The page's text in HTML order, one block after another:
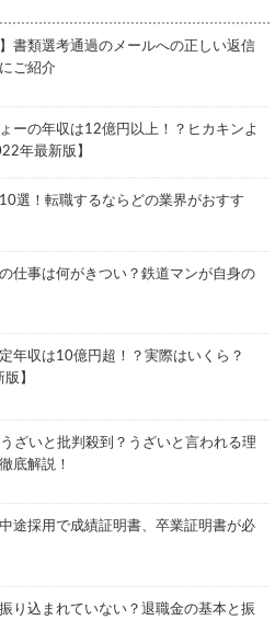
書類選考通過のメールへの正しい返信
ご紹介
ーの年収は12億円以上！？ヒカキンよ
年最新版】
選！転職するならどの業界がおすす
仕事は何がきつい？鉄道マンが自身の
年収は10億円超！？実際はいくら？
】
ざいと批判殺到？うざいと言われる理
底解説！
途採用で成績証明書、卒業証明書が必
り込まれていない？退職金の基本と振